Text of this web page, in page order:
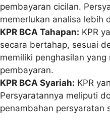
pembayaran cicilan.
memerlukan analisa lebih
KPR BCA Tahapan: KPR
secara bertahap, sesuai
memiliki penghasilan
pembayaran.
KPR BCA Syariah: KPR
Persyaratannya meliputi
penambahan persyaratan